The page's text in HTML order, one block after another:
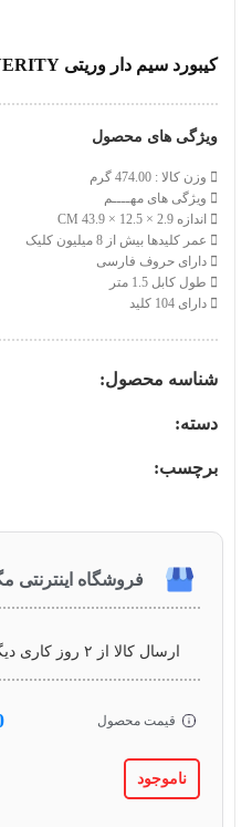
کیبورد سیم دار وریتی VERITY مدل V-KB6122
ویژگی های محصول
وزن کالا : 474.00 گرم
ویژگی های مهــــم
اندازه 2.9 × 12.5 × 43.9 CM
عمر کلیدها بیش از 8 میلیون کلیک
دارای حروف فارسی
طول کابل 1.5 متر
دارای 104 کلید
شناسه محصول:
دسته:
برچسب:
فروشگاه اینترنتی
ارسال کالا از ۲ روز کاری دیگر
قیمت محصول
ناموجود